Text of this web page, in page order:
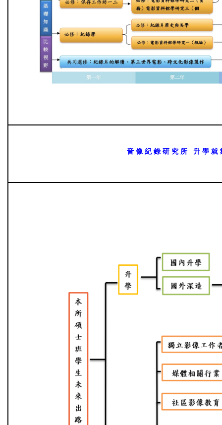
音 像 紀 錄 研 究 所 升 學 就